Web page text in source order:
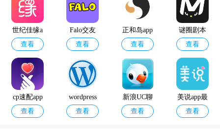
中文最新
版本
查看
机版
查看
世纪佳缘a
pp手机版
查看
Falo交友
软件
查看
正和岛app
查看
谜圈剧本
杀app
查看
cp速配app
官方版
查看
wordpress
手机版
查看
新浪UC聊
天软件官
查看
美说app最
新版
查看